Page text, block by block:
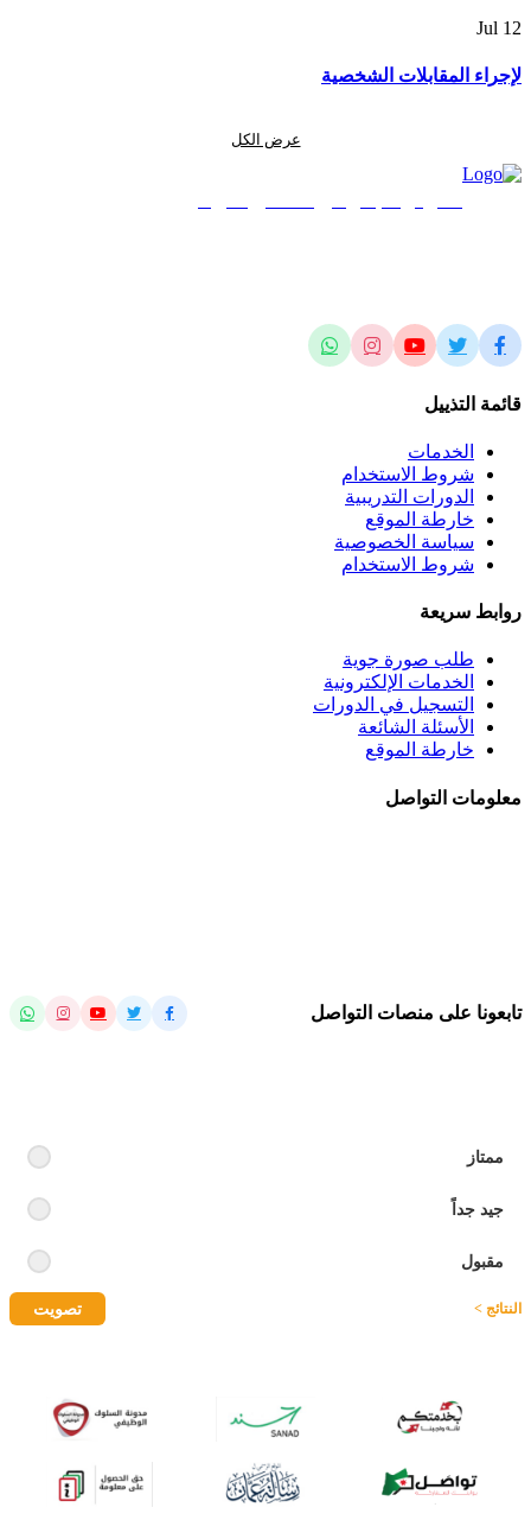
12
Jul
لإجراء المقابلات الشخصية
عرض الكل
قائمة التذييل
الخدمات
شروط الاستخدام
الدورات التدريبية
خارطة الموقع
سياسة الخصوصية
شروط الاستخدام
روابط سريعة
طلب صورة جوية
الخدمات الإلكترونية
التسجيل في الدورات
الأسئلة الشائعة
خارطة الموقع
معلومات التواصل
تابعونا على منصات التواصل
ممتاز
جيد جداً
مقبول
تصويت النتائج >